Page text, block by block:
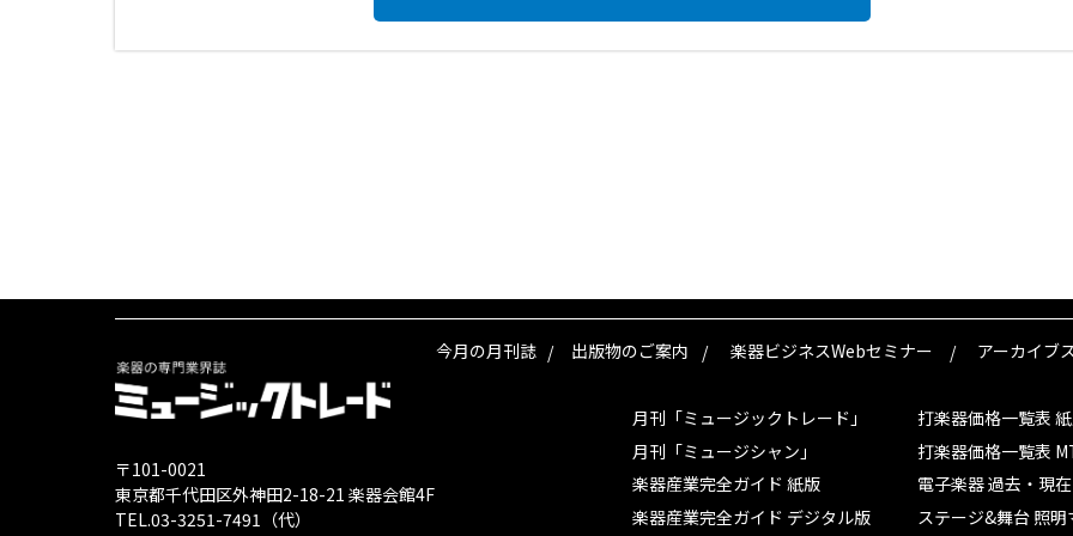
〒101-0021
東京都千代田区外神田2-18-21 楽器会館4F
TEL.03-3251-7491（代）
今月の月刊誌 出版物のご案内 楽器ビジネスWebセミナー アーカイブ
月刊「ミュージックトレード」
月刊「ミュージシャン」
楽器産業完全ガイド 紙版
楽器産業完全ガイド デジタル版
打楽器価格一覧表
打楽器価格一覧表
電子楽器 過去・現
ステージ&舞台 照